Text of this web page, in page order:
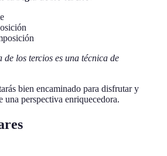
los tercios es una técnica de
bien encaminado para disfrutar y
una perspectiva enriquecedora.